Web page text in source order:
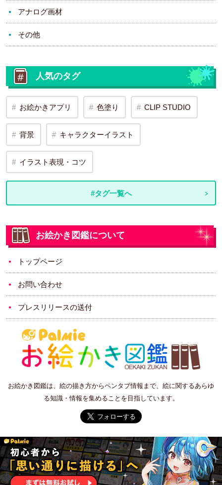
アナログ画材
その他
人気のタグ
お絵かきアプリ 色塗り CLIP STUDIO
背景 キャラクターイラスト
イラスト表現・コツ
#タグ一覧へ
お絵かき図鑑について
トップページ
お問い合わせ
プレスリリースの送付
お絵かき図鑑は、絵の描き方からペンタブ情報まで、絵に関するあらゆ
る知識・情報を集めることを目指しています。